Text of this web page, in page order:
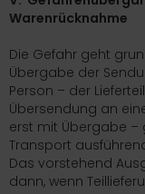
Warenrücknahme
Die Gefahr geht
Übergabe der
Person – der
Übersendung an
erst mit Übergabe
Transport
Das vorstehend
dann, wenn